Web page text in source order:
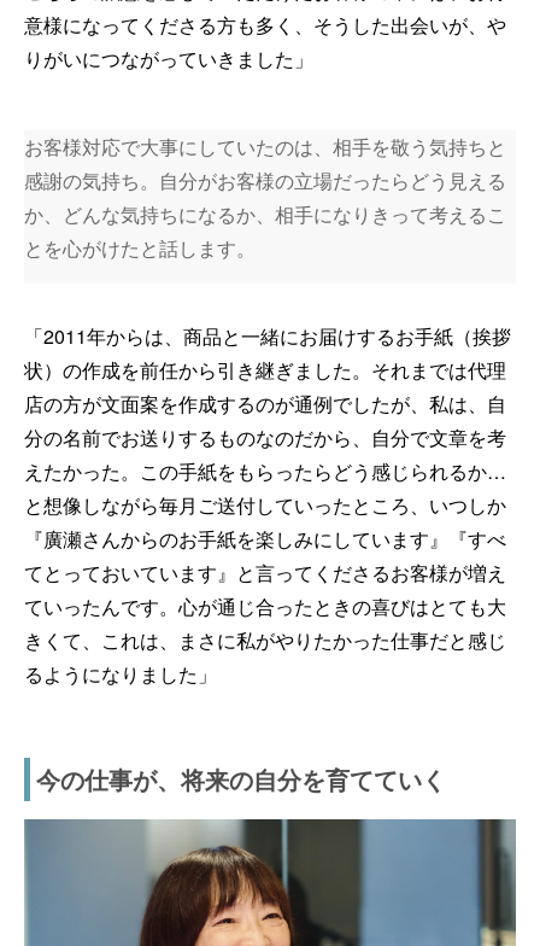
意様になってくださる方も多く、そうした出会いが、や
りがいにつながっていきました」
お客様対応で大事にしていたのは、相手を敬う気持ちと
感謝の気持ち。自分がお客様の立場だったらどう見える
か、どんな気持ちになるか、相手になりきって考えるこ
とを心がけたと話します。
「2011年からは、商品と一緒にお届けするお手紙（挨拶
状）の作成を前任から引き継ぎました。それまでは代理
店の方が文面案を作成するのが通例でしたが、私は、自
分の名前でお送りするものなのだから、自分で文章を考
えたかった。この手紙をもらったらどう感じられるか…
と想像しながら毎月ご送付していったところ、いつしか
『廣瀬さんからのお手紙を楽しみにしています』『すべ
てとっておいています』と言ってくださるお客様が増え
ていったんです。心が通じ合ったときの喜びはとても大
きくて、これは、まさに私がやりたかった仕事だと感じ
るようになりました」
今の仕事が、将来の自分を育てていく